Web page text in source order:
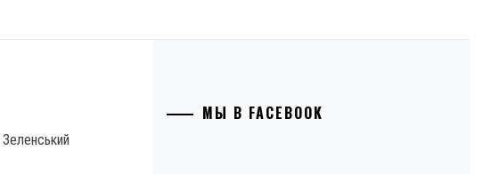
МЫ В FACEBOOK